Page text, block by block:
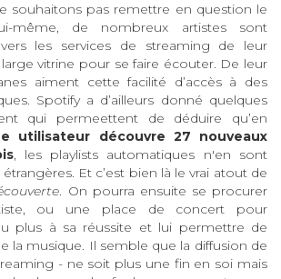
souhaitons pas remettre en question le
même, de nombreux artistes sont
les services de streaming de leur
vitrine pour se faire écouter. De leur
aiment cette facilité d’accès à des
Spotify a d’ailleurs donné quelques
qui permeettent de déduire qu’en
utilisateur découvre 27 nouveaux
, les playlists automatiques n'en sont
Et c’est bien là le vrai atout de
. On pourra ensuite se procurer
ou une place de concert pour
plus à sa réussite et lui permettre de
la musique. Il semble que la diffusion de
- ne soit plus une fin en soi mais